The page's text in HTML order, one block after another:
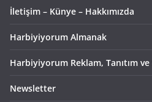
İletişim – Künye – Hakkımızda
Harbiyiyorum Almanak
Harbiyiyorum Reklam, Tanıtım
Newsletter